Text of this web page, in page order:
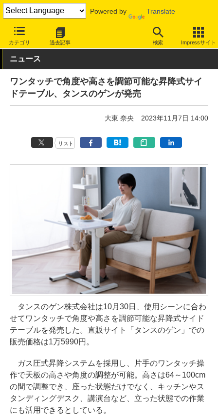
Powered by Translate
カテゴリ 過去記事 検索 Impressサイト
INTERNET Watch トピック ワークスペース
ニュース
ワンタッチで角度や高さを調節可能な昇降式サイ
ドテーブル、タンスのゲンが発売
大東 奈央 2023年11月7日 14:00
リスト
タンスのゲン株式会社は10月30日、使用シーンに合わ
せてワンタッチで角度や高さを調節可能な昇降式サイド
テーブルを発売した。直販サイト「タンスのゲン」での
販売価格は1万5990円。
ガス圧式昇降システムを採用し、片手のワンタッチ操
作で天板の高さや角度の調整が可能。高さは64～100cm
の間で調整でき、座った状態だけでなく、キッチンやス
タンディングデスク、講演台など、立った状態での作業
にも活用できるとしている。